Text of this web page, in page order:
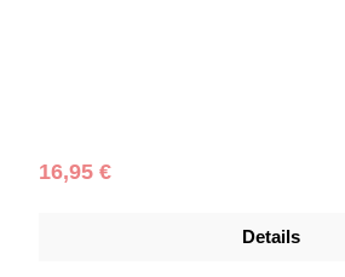
Regulärer Preis:
16,95 €
Details